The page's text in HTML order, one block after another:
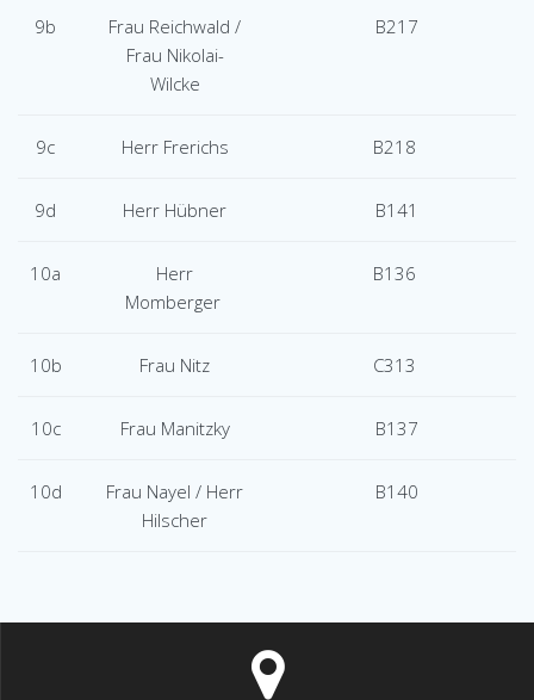
9b
Frau Reichwald /
Frau Nikolai-
Wilcke
B217
9c Herr Frerichs B218
9d Herr Hübner B141
10a
Herr
Momberger
B136
10b Frau Nitz C313
10c Frau Manitzky B137
10d
Frau Nayel / Herr
Hilscher
B140